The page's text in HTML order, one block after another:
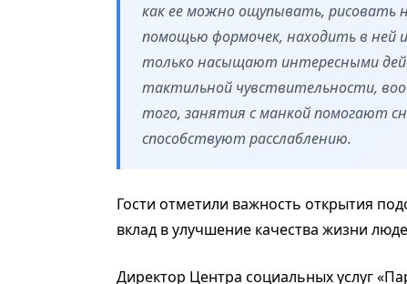
как ее можно ощупывать, рисовать
помощью формочек, находить в ней
только насыщают интересными
тактильной чувствительности,
того, занятия с манкой помогают
способствуют расслаблению.
Гости отметили важность открытия
вклад в улучшение качества жизни
Директор Центра социальных услуг